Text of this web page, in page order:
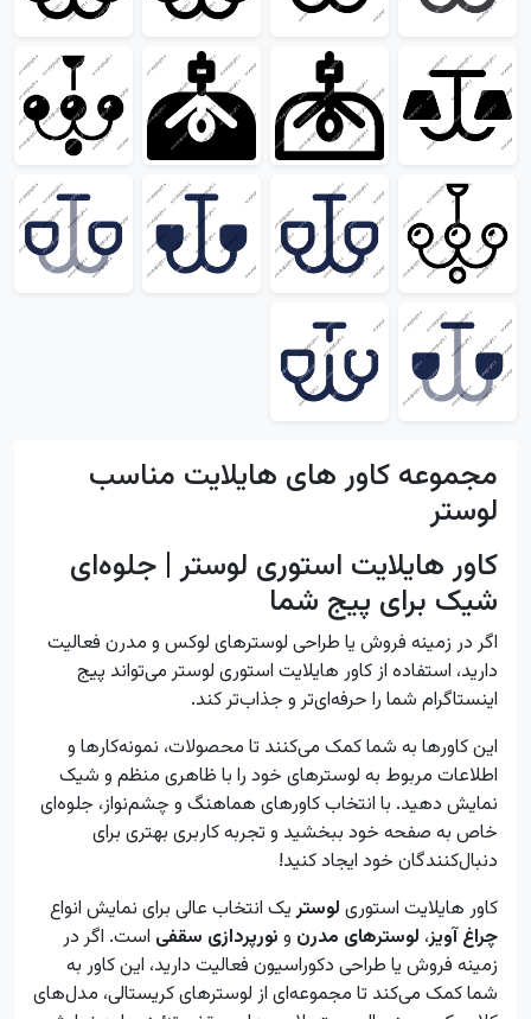
مجموعه کاور های هایلایت مناسب
لوستر
کاور هایلایت استوری لوستر | جلوه‌ای
شیک برای پیج شما
اگر در زمینه فروش یا طراحی لوسترهای لوکس و مدرن فعالیت
دارید، استفاده از کاور هایلایت استوری لوستر می‌تواند پیج
اینستاگرام شما را حرفه‌ای‌تر و جذاب‌تر کند.
این کاورها به شما کمک می‌کنند تا محصولات، نمونه‌کارها و
اطلاعات مربوط به لوسترهای خود را با ظاهری منظم و شیک
نمایش دهید. با انتخاب کاورهای هماهنگ و چشم‌نواز، جلوه‌ای
خاص به صفحه خود ببخشید و تجربه کاربری بهتری برای
دنبال‌کنندگان خود ایجاد کنید!
کاور هایلایت استوری لوستریک انتخاب عالی برای نمایش انواع
چراغ آویز، لوسترهای مدرن و نورپردازی سقفی است. اگر در
زمینه فروش یا طراحی دکوراسیون فعالیت دارید، این کاور به
شما کمک می‌کند تا مجموعه‌ای از لوسترهای کریستالی، مدل‌های